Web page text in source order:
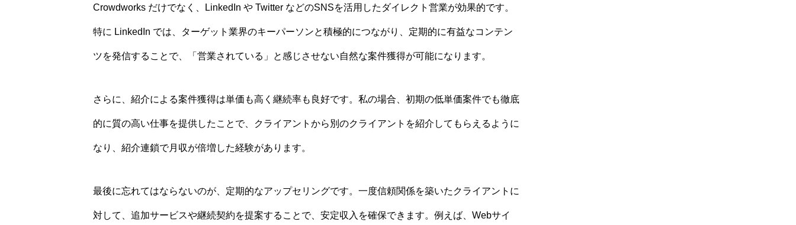
Crowdworks だけでなく、LinkedIn や Twitter などのSNSを活用したダイレクト営業が効果的です。
特に LinkedIn では、ターゲット業界のキーパーソンと積極的につながり、定期的に有益なコンテン
ツを発信することで、「営業されている」と感じさせない自然な案件獲得が可能になります。
さらに、紹介による案件獲得は単価も高く継続率も良好です。私の場合、初期の低単価案件でも徹底
的に質の高い仕事を提供したことで、クライアントから別のクライアントを紹介してもらえるように
なり、紹介連鎖で月収が倍増した経験があります。
最後に忘れてはならないのが、定期的なアップセリングです。一度信頼関係を築いたクライアントに
対して、追加サービスや継続契約を提案することで、安定収入を確保できます。例えば、Webサイ